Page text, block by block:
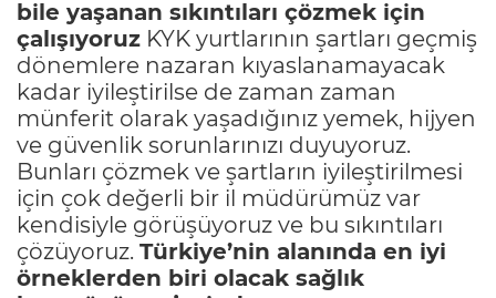
bile yaşanan sıkıntıları çözmek için
çalışıyoruz KYK yurtlarının şartları geçmiş
dönemlere nazaran kıyaslanamayacak
kadar iyileştirilse de zaman zaman
münferit olarak yaşadığınız yemek, hijyen
ve güvenlik sorunlarınızı duyuyoruz.
Bunları çözmek ve şartların iyileştirilmesi
için çok değerli bir il müdürümüz var
kendisiyle görüşüyoruz ve bu sıkıntıları
çözüyoruz. Türkiye’nin alanında en iyi
örneklerden biri olacak sağlık